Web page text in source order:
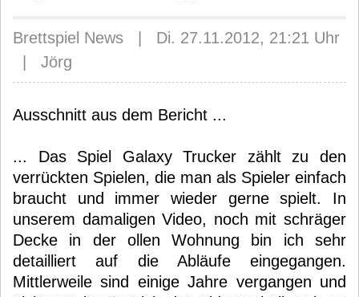
Brettspiel News | Di. 27.11.2012, 21:21 Uhr
| Jörg
Ausschnitt aus dem Bericht ...
... Das Spiel Galaxy Trucker zählt zu den
verrückten Spielen, die man als Spieler einfach
braucht und immer wieder gerne spielt. In
unserem damaligen Video, noch mit schräger
Decke in der ollen Wohnung bin ich sehr
detailliert auf die Abläufe eingegangen.
Mittlerweile sind einige Jahre vergangen und